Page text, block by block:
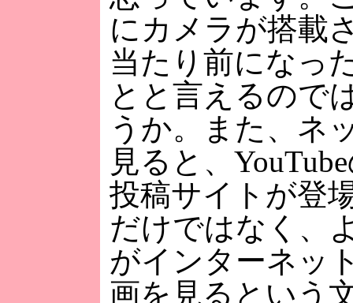
にカメラが搭載
当たり前になっ
とと言えるので
うか。また、ネ
見ると、
投稿サイトが登
だけではなく、
がインターネッ
画を見るという